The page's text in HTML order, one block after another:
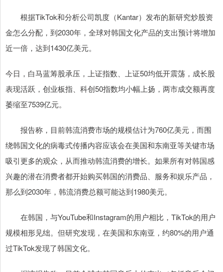
根据TikTok和分析公司凯度（Kantar）发布的新研究炒股资
金怎么分配，到2030年，全球对韩国文化产品的支出预计将增加
近一倍，达到1430亿美元。
今日，白马蓝筹股承压，上证指数、上证50均低开震荡，成长股
表现活跃，创业板指、科创50指数均小幅上扬，两市成交额再度
萎缩至7539亿元。
报告称，目前韩流消费市场的规模估计为760亿美元，而围
绕韩国文化的病毒式传播内容应该会在美国和东南亚等关键市场
吸引更多的观众，从而推动韩流消费的增长。如果所有对韩国感
兴趣的潜在消费者都开始购买韩国的消费品、服务和娱乐产品，
那么到2030年，韩流消费总额可能达到1980美元。
在韩国，与YouTube和Instagram的用户相比，TikTok的用户
规模相形见绌。但研究发现，在美国和东南亚，约80%的用户通
过TikTok发现了韩国文化。